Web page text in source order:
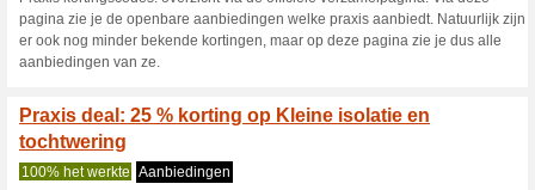
20 % korting op al